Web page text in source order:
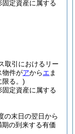
定資産に属する
取引におけるリー
物件がアからエ ま
限る。)
定資産に属する
の末日の翌日から
期の到来する有価